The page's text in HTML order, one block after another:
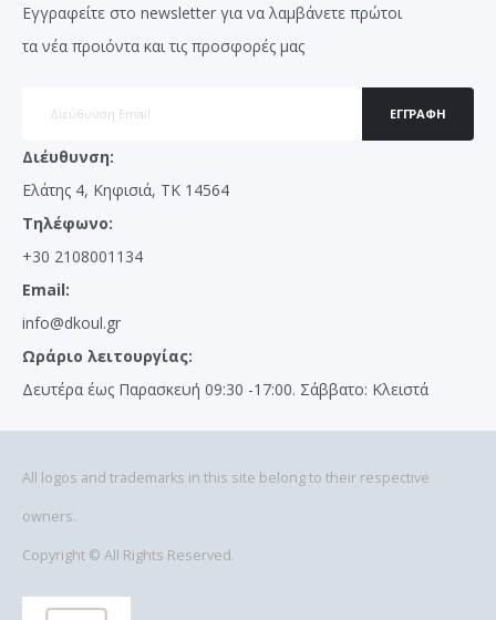
Εγγραφείτε στο newsletter για να λαμβάνετε πρώτοι
τα νέα προιόντα και τις προσφορές μας
ΕΓΓΡΑΦΉ
Διέυθυνση:
Ελάτης 4, Κηφισιά, ΤΚ 14564
Τηλέφωνο:
+30 2108001134
Email:
info@dkoul.gr
Ωράριο λειτουργίας:
Δευτέρα έως Παρασκευή 09:30 -17:00. Σάββατο: Κλειστά
All logos and trademarks in this site belong to their respective
owners.
Copyright © All Rights Reserved.